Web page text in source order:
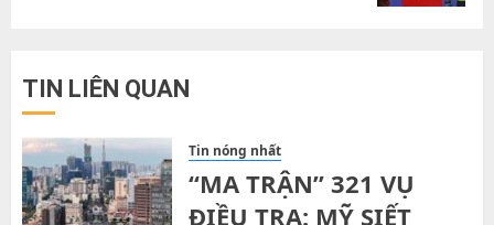
TIN LIÊN QUAN
Tin nóng nhất
“MA TRẬN” 321 VỤ
ĐIỀU TRA: MỸ SIẾT